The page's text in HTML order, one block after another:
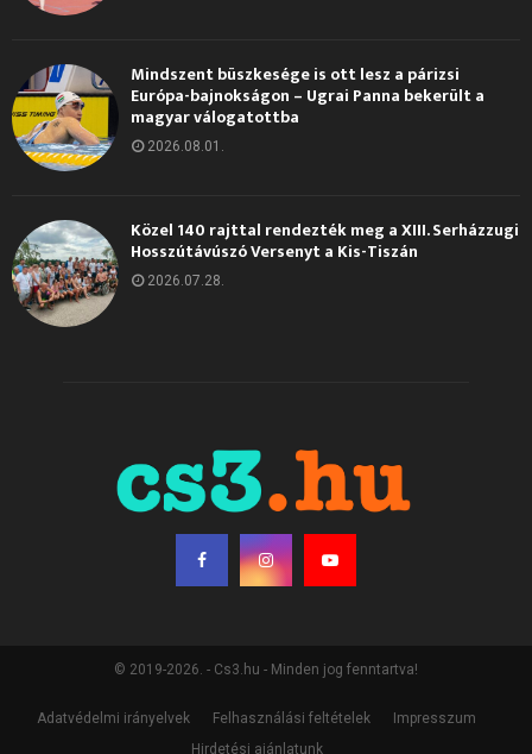
Mindszent büszkesége is ott lesz a párizsi
Európa-bajnokságon – Ugrai Panna bekerült a
magyar válogatottba
2026.08.01.
Közel 140 rajttal rendezték meg a XIII. Serházzugi
Hosszútávúszó Versenyt a Kis-Tiszán
2026.07.28.
© 2019-2026. - Cs3.hu - Minden jog fenntartva!
Adatvédelmi irányelvek Felhasználási feltételek
Impresszum
Hirdetési ajánlatunk